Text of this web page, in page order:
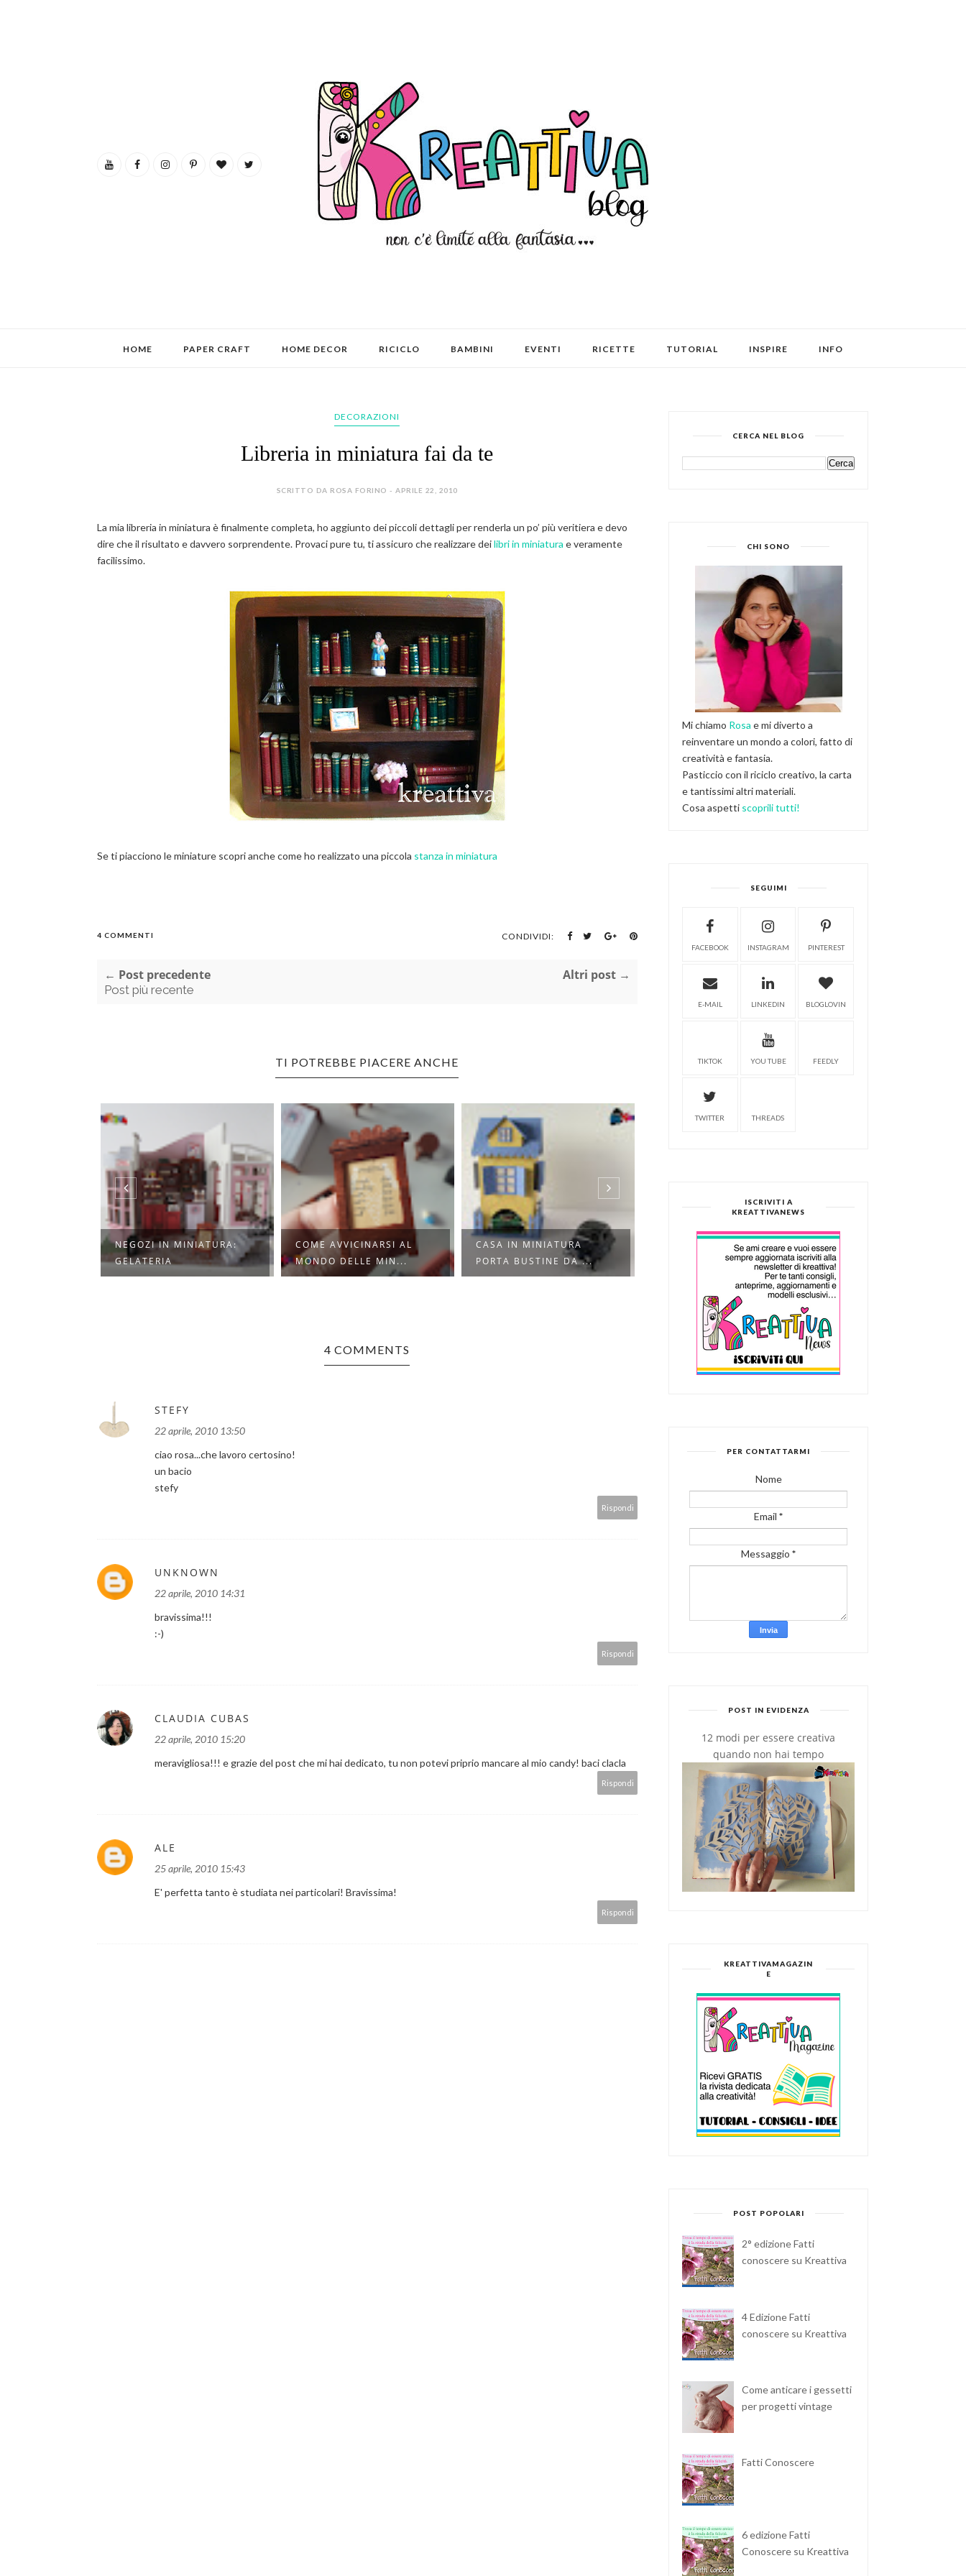
HOME PAPER CRAFT HOME DECOR RICICLO BAMBINI EVENTI RICETTE TUTORIAL INSPIRE INFO
DECORAZIONI
Libreria in miniatura fai da te
SCRITTO DA ROSA FORINO - APRILE 22, 2010
La mia libreria in miniatura è finalmente completa, ho aggiunto dei piccoli dettagli per renderla un po’ più veritiera e devo
dire che il risultato e davvero sorprendente. Provaci pure tu, ti assicuro che realizzare deilibri in miniatura e veramente
facilissimo.
Se ti piacciono le miniature scopri anche come ho realizzato una piccola stanza in miniatura
4 COMMENTI CONDIVIDI:
← Post precedente
Post più recente
Altri post →
TI POTREBBE PIACERE ANCHE
NEGOZI IN MINIATURA:
GELATERIA
COME AVVICINARSI AL
MONDO DELLE MIN...
CASA IN MINIATURA
PORTA BUSTINE DA ...
MINIATURA
MINIATURA
4 COMMENTS
STEFY
22 aprile, 2010 13:50
ciao rosa...che lavoro certosino!
un bacio
stefy
Rispondi
UNKNOWN
22 aprile, 2010 14:31
bravissima!!!
:-)
Rispondi
CLAUDIA CUBAS
22 aprile, 2010 15:20
meravigliosa!!! e grazie del post che mi hai dedicato, tu non potevi priprio mancare al mio candy! baci clacla
Rispondi
ALE
25 aprile, 2010 15:43
E' perfetta tanto è studiata nei particolari! Bravissima!
Rispondi
CERCA NEL BLOG
CHI SONO
Mi chiamo Rosa e mi diverto a
reinventare un mondo a colori, fatto di
creatività e fantasia.
Pasticcio con il riciclo creativo, la carta
e tantissimi altri materiali.
Cosa aspetti scoprili tutti!
SEGUIMI
FACEBOOK INSTAGRAM PINTEREST
E-MAIL LINKEDIN BLOGLOVIN
TIKTOK YOU TUBE FEEDLY
TWITTER THREADS
ISCRIVITI A
KREATTIVANEWS
PER CONTATTARMI
Nome
Email*
Messaggio*
POST IN EVIDENZA
12 modi per essere creativa
quando non hai tempo
KREATTIVAMAGAZIN
E
POST POPOLARI
2° edizione Fatti
conoscere su Kreattiva
4 Edizione Fatti
conoscere su Kreattiva
Come anticare i gessetti
per progetti vintage
Fatti Conoscere
6 edizione Fatti
Conoscere su Kreattiva